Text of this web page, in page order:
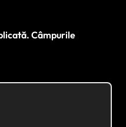
Câmpurile